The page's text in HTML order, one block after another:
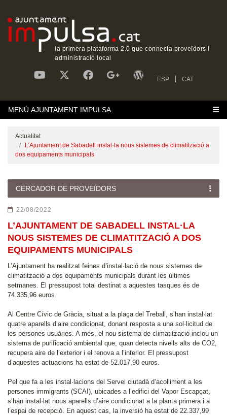
la primera plataforma 2.0 que connecta proveïdors i
administració local
ESP CAT
MENÚ AJUNTAMENT IMPULSA
Actualitat
L’Ajuntament de Sabadell instal·la nous sistemes de climatització a
dos equipaments municipals
CERCADOR DE PROVEÏDORS
22/08/2022
L’AJUNTAMENT DE SABADELL INSTAL·LA
NOUS SISTEMES DE CLIMATITZACIÓ A DOS
EQUIPAMENTS MUNICIPALS
L’Ajuntament ha realitzat feines d’instal·lació de nous sistemes de
climatització a dos equipaments municipals durant les últimes
setmanes. El pressupost total destinat a aquestes tasques és de
74.335,96 euros.
Al Centre Cívic de Gràcia, situat a la plaça del Treball, s’han instal·lat
quatre aparells d’aire condicionat, donant resposta a una sol·licitud de
les persones usuàries. A més, el nou sistema de climatització inclou un
sistema de purificació ambiental que, quan detecta nivells alts de CO2,
recupera aire de l’exterior i el renova a l’interior. El pressupost
d’aquestes actuacions ha estat de 52.017,90 euros.
Pel que fa a les instal·lacions del Servei ciutadà d’acolliment a les
persones immigrants (SCAI), ubicades a l’edifici del Vapor Escapçat,
s’han instal·lat nous aparells d’aire condicionat a la planta primera i a
l’espai de recepció. En aquest cas, la inversió ha estat de 22.337,99